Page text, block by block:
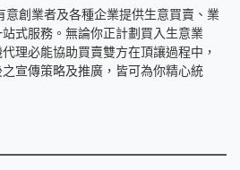
意創業者及各種企業提供生意買賣、業
式服務。無論你正計劃買入生意業
理必能協助買賣雙方在頂讓過程中，
宣傳策略及推廣，皆可為你精心統